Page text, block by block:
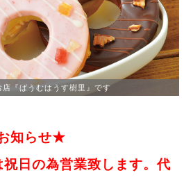
『ばうむはうす樹里』です
知らせ★
日の為営業致します。代